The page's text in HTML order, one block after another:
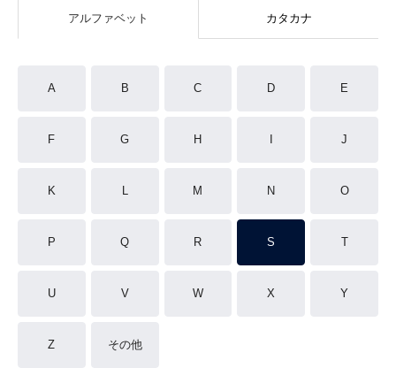
アルファベット カタカナ
A B C D E
F G H J
K L M N O
P Q R S T
U V W X Y
Z その他